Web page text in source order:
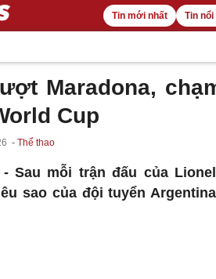
Tin mới nhất Tin nổi
Maradona,
Cup
Thể thao
-Sau mỗi trận đấu của
sao của đội tuyển